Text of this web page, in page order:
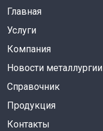
Главная
Услуги
Компания
Новости металлургии
Справочник
Продукция
Контакты